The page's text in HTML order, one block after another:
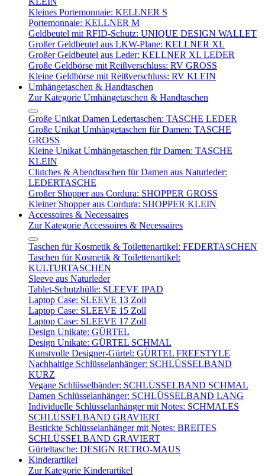
Kleines Portemonnaie: KELLNER S
Portemonnaie: KELLNER M
Geldbeutel mit RFID-Schutz: UNIQUE DESIGN WALLET
Großer Geldbeutel aus LKW-Plane: KELLNER XL
Großer Geldbeutel aus Leder: KELLNER XL LEDER
Große Geldbörse mit Reißverschluss: RV GROSS
Kleine Geldbörse mit Reißverschluss: RV KLEIN
Umhängetaschen & Handtaschen
Zur Kategorie Umhängetaschen & Handtaschen
Große Unikat Damen Ledertaschen: TASCHE LEDER
Große Unikat Umhängetaschen für Damen: TASCHE
GROSS
Kleine Unikat Umhängetaschen für Damen: TASCHE
KLEIN
Clutches & Abendtaschen für Damen aus Naturleder:
LEDERTASCHE
Großer Shopper aus Cordura: SHOPPER GROSS
Kleiner Shopper aus Cordura: SHOPPER KLEIN
Accessoires & Necessaires
Zur Kategorie Accessoires & Necessaires
Taschen für Kosmetik & Toilettenartikel: FEDERTASCHEN
Taschen für Kosmetik & Toilettenartikel:
KULTURTASCHEN
Sleeve aus Naturleder
Tablet-Schutzhülle: SLEEVE IPAD
Laptop Case: SLEEVE 13 Zoll
Laptop Case: SLEEVE 15 Zoll
Laptop Case: SLEEVE 17 Zoll
Design Unikate: GÜRTEL
Design Unikate: GÜRTEL SCHMAL
Kunstvolle Designer-Gürtel: GÜRTEL FREESTYLE
Nachhaltige Schlüsselanhänger: SCHLÜSSELBAND
KURZ
Vegane Schlüsselbänder: SCHLÜSSELBAND SCHMAL
Damen Schlüsselanhänger: SCHLÜSSELBAND LANG
Individuelle Schlüsselanhänger mit Notes: SCHMALES
SCHLÜSSELBAND GRAVIERT
Bestickte Schlüsselanhänger mit Notes: BREITES
SCHLÜSSELBAND GRAVIERT
Gürteltasche: DESIGN RETRO-MAUS
Kinderartikel
Zur Kategorie Kinderartikel